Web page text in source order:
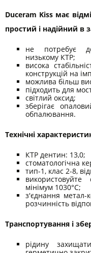
Duceram Kiss має
простий і надійний в
не потребує
низькому КТР;
висока
конструкцій на
можлива більш
підходить для
світлий оксид;
зберігає
обпалювання.
Технічні
КТР дентин: 13,0;
стоматологічна
тип-1, клас 2-8,
мінімум 1030°С;
з'єднання метал-
розчинність
Транспортування і
рідину